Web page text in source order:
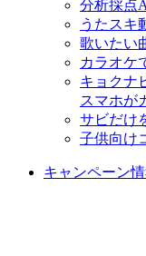
分析採点
うたスキ
歌いたい
カラオケ
キョクナ
スマホが
サビだけ
子供向け
キャンペーン